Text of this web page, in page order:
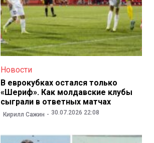
Новости
В еврокубках остался только
«Шериф». Как молдавские клубы
сыграли в ответных матчах
Кирилл Сажин 30.07.2026 22:08